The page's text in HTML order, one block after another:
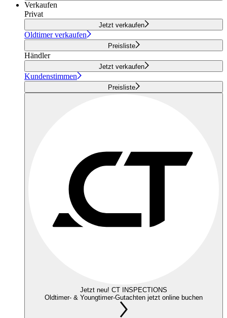
Verkaufen
Privat
Jetzt verkaufen
Oldtimer verkaufen
Preisliste
Händler
Jetzt verkaufen
Kundenstimmen
Preisliste
Jetzt neu! CT INSPECTIONS
Oldtimer- & Youngtimer-Gutachten jetzt online buchen